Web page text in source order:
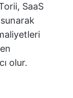
SaaS
olur.